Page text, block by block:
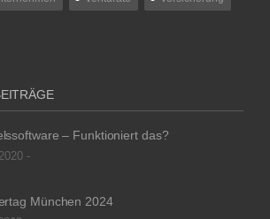
– Funktioniert das?
-
München 2024